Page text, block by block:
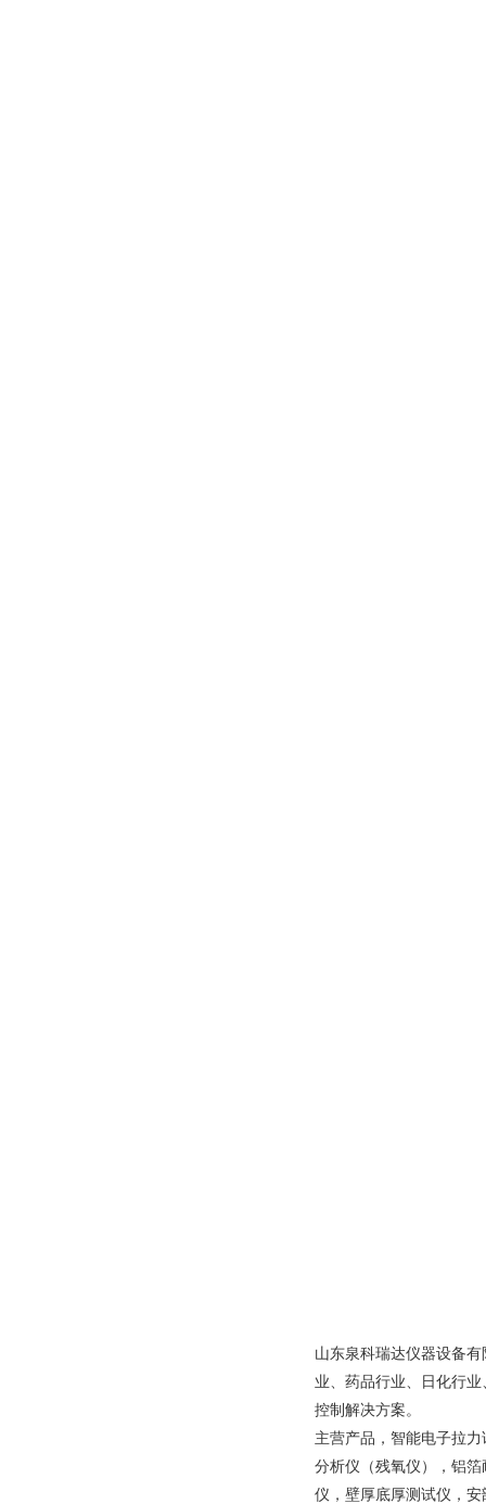
山东泉科瑞达仪器设备
业、药品行业、日化行
控制解决方案。
主营产品，智能电子拉
分析仪（残氧仪），铝
仪，壁厚底厚测试仪，